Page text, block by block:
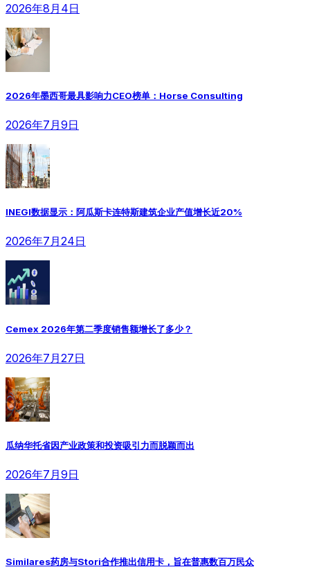
2026年8月4日
2026年墨西哥最具影响力CEO榜单：Horse Consulting
2026年7月9日
INEGI数据显示：阿瓜斯卡连特斯建筑企业产值增长近20%
2026年7月24日
Cemex 2026年第二季度销售额增长了多少？
2026年7月27日
瓜纳华托省因产业政策和投资吸引力而脱颖而出
2026年7月9日
Similares药房与Stori合作推出信用卡，旨在普惠数百万民众